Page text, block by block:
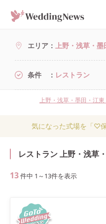
エリア 上野・浅草・墨
条件 レストラン
上野・浅草・墨田・江
気になった式場を「♡
レストラン 上野・浅草・墨田
13件中 1 ～ 13件を表示